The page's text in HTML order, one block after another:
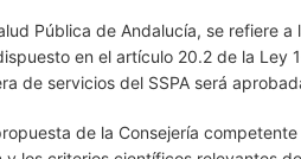
Pública de Andalucía, se refiere
en el artículo 20.2 de la Ley
de servicios del SSPA será
de la Consejería